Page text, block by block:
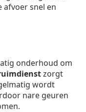
afvoer snel en
onderhoud om
zorgt
wordt
nare geuren